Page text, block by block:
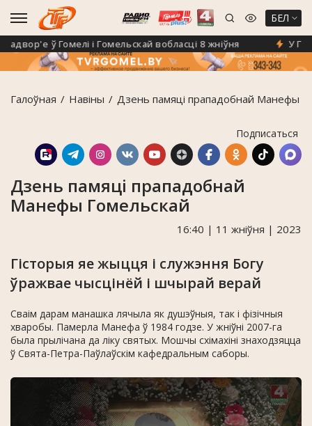
БЕЛ
ў Гомелі і Гомельскай вобласці 8 жніўня У
Галоўная Навiны Дзень памяці прападобнай Манефы
Подписаться
Дзень памяці прападобнай
Манефы Гомельскай
16:40 | 11 жніўня | 2023
Гісторыя яе жыцця і служэння Богу
ўражвае чысцінёй і шчырай верай
Сваім дарам манашка лячыла як душэўныя, так і фізічныя
хваробы. Памерла Манефа ў 1984 годзе. У жніўні 2007-га
была прылічана да ліку святых. Мошчы схімахіні знаходзяцца
ў Свята-Петра-Паўлаўскім кафедральным саборы.